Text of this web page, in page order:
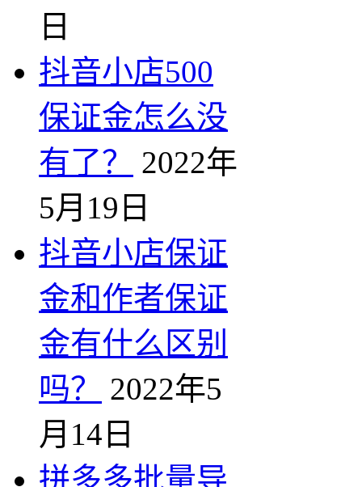
日
抖音小店500
保证金怎么没
有了？
2022年
5月19日
抖音小店保证
金和作者保证
金有什么区别
吗？
2022年5
月14日
拼多多批量导